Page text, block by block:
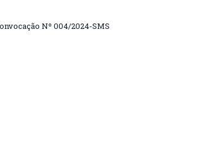
Nº 004/2024-SMS